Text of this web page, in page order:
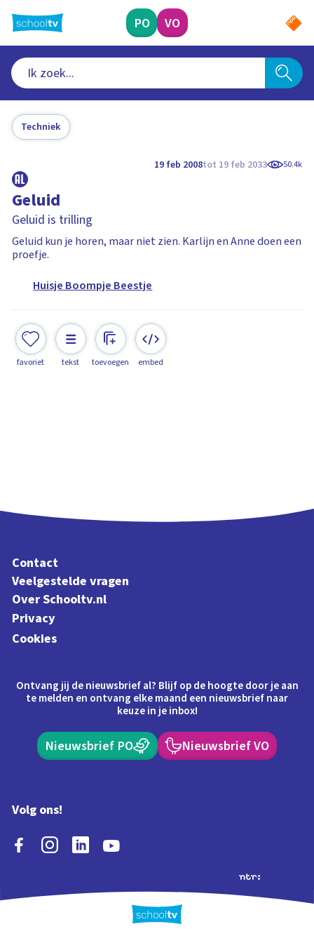
naar
hoofdinhoud
PO VO
Techniek
19 feb 2008tot 19 feb 2033 50.4k
Geluid
Geluid is trilling
Geluid kun je horen, maar niet zien. Karlijn en Anne doen een
proefje.
Huisje Boompje Beestje
favoriet tekst toevoegen embed
Contact
Veelgestelde vragen
Over Schooltv.nl
Privacy
Cookies
Ontvang jij de nieuwsbrief al? Blijf op de hoogte door je aan
te melden en ontvang elke maand een nieuwsbrief naar
keuze in je inbox!
Nieuwsbrief PO Nieuwsbrief VO
Volg ons!